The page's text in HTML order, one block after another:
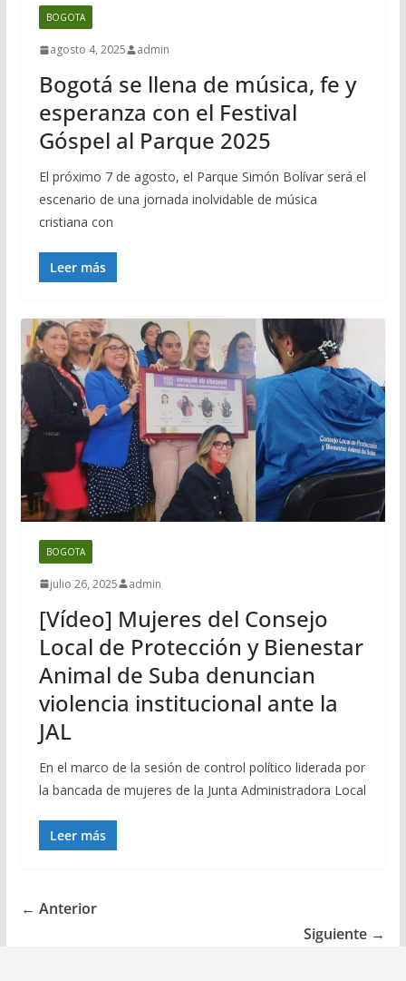
BOGOTA
agosto 4, 2025 admin
Bogotá se llena de música, fe y
esperanza con el Festival
Góspel al Parque 2025
El próximo 7 de agosto, el Parque Simón Bolívar será el
escenario de una jornada inolvidable de música
cristiana con
Leer más
BOGOTA
julio 26, 2025 admin
[Vídeo] Mujeres del Consejo
Local de Protección y Bienestar
Animal de Suba denuncian
violencia institucional ante la
JAL
En el marco de la sesión de control político liderada por
la bancada de mujeres de la Junta Administradora Local
Leer más
← Anterior
Siguiente →